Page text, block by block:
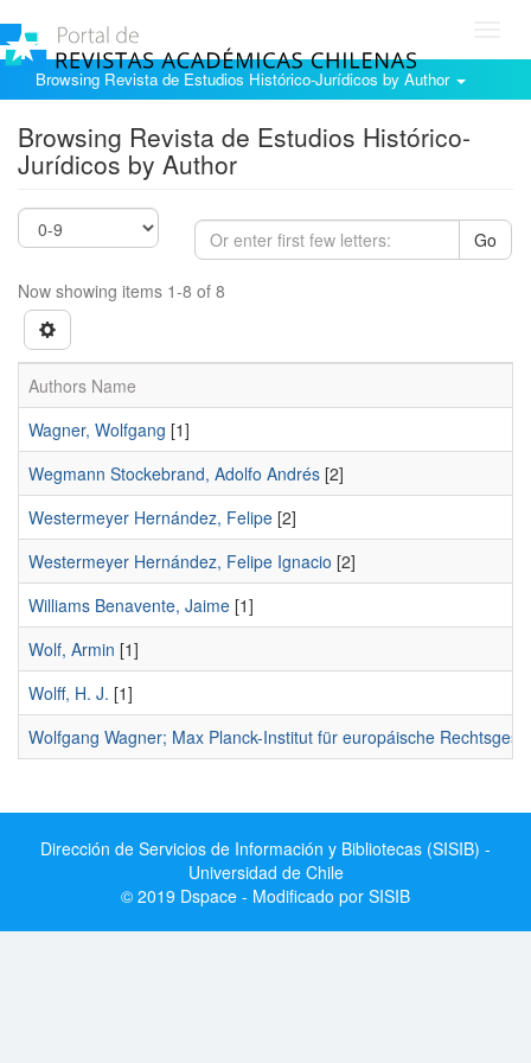
Browsing Revista de Estudios Histórico-Jurídicos by Author
Browsing Revista de Estudios Histórico-
Jurídicos by Author
Go
Now showing items 1-8 of 8
Authors Name
Wagner, Wolfgang [1]
Wegmann Stockebrand, Adolfo Andrés [2]
Westermeyer Hernández, Felipe [2]
Westermeyer Hernández, Felipe Ignacio [2]
Williams Benavente, Jaime [1]
Wolf, Armin [1]
Wolff, H. J. [1]
Wolfgang Wagner; Max Planck-Institut für europáische
Dirección de Servicios de Información y Bibliotecas (SISIB) -
Universidad de Chile
© 2019 Dspace - Modificado por SISIB